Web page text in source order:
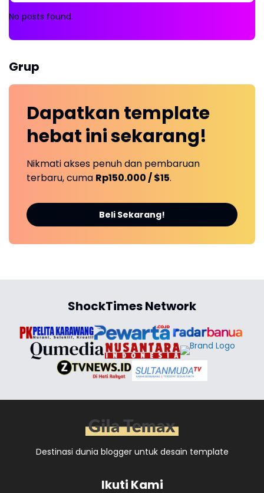
No posts found.
Grup
Dapatkan template
hebat inisekarang!
Nikmati akses penuh dan pembaruan
terbaru, cuma Rp150.000 / $15.
Beli Sekarang!
ShockTimes Network
Destinasi dunia blogger untuk desain template
Ikuti Kami